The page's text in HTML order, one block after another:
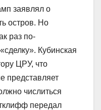
заявлял о
остров. Но
раз по-
Кубинская
ЦРУ, что
представляет
числиться
передал